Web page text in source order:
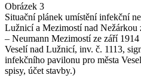
Obrázek 3
Situační plánek umístění infekční
Lužnicí a Mezimostí nad
– Neumann Mezimostí ze září
Veselí nad Lužnicí, inv. č. 1113,
infekčního pavilonu pro města
spisy, účet stavby.)